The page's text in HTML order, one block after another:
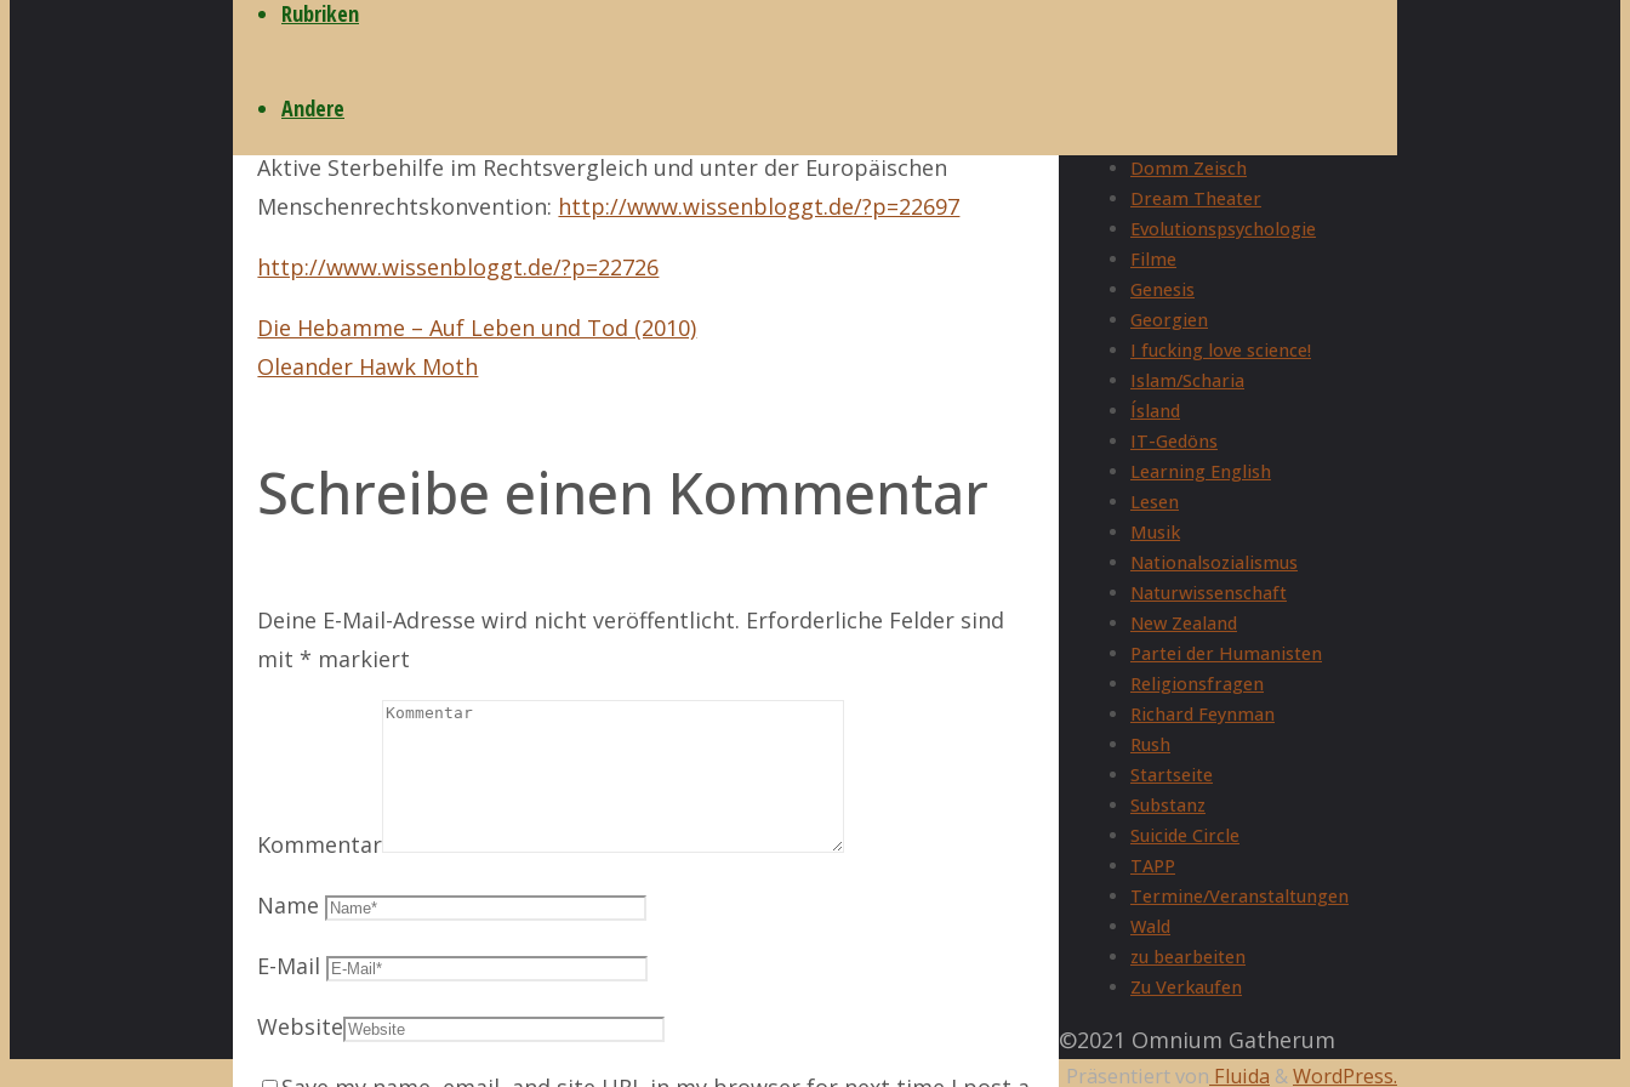
Rubriken
Andere
Rezension von Edgar Dahl:
gegen-Sterbehilfe
Aktive Sterbehilfe im Rechtsvergleich und unter der Europäischen
Menschenrechtskonvention: http://www.wissenbloggt.de/?p=22697
http://www.wissenbloggt.de/?p=22726
Die Hebamme – Auf Leben und Tod (2010)
Oleander Hawk Moth
Schreibe einen Kommentar
Deine E-Mail-Adresse wird nicht veröffentlicht. Erforderliche Felder sind
mit * markiert
Kommentar
Name
E-Mail
Website
Domm Zeisch
Dream Theater
Evolutionspsychologie
Filme
Genesis
Georgien
I fucking love science!
Islam/Scharia
Ísland
IT-Gedöns
Learning English
Lesen
Musik
Nationalsozialismus
Naturwissenschaft
New Zealand
Partei der Humanisten
Religionsfragen
Richard Feynman
Rush
Startseite
Substanz
Suicide Circle
TAPP
Termine/Veranstaltungen
Wald
zu bearbeiten
Zu Verkaufen
©2021 Omnium Gatherum
Präsentiert von Fluida &WordPress.